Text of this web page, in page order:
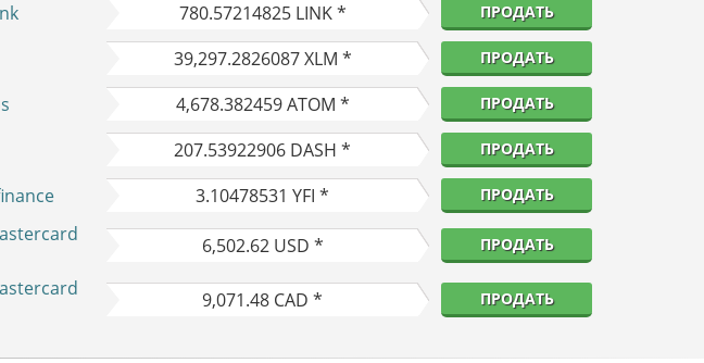
780.57214825LINK * ПРОДАТЬ
39,297.2826087XLM * ПРОДАТЬ
4,678.382459ATOM * ПРОДАТЬ
207.53922906 DASH * ПРОДАТЬ
3.10478531 YFI * ПРОДАТЬ
6,502.62USD * ПРОДАТЬ
9,071.48 CAD * ПРОДАТЬ